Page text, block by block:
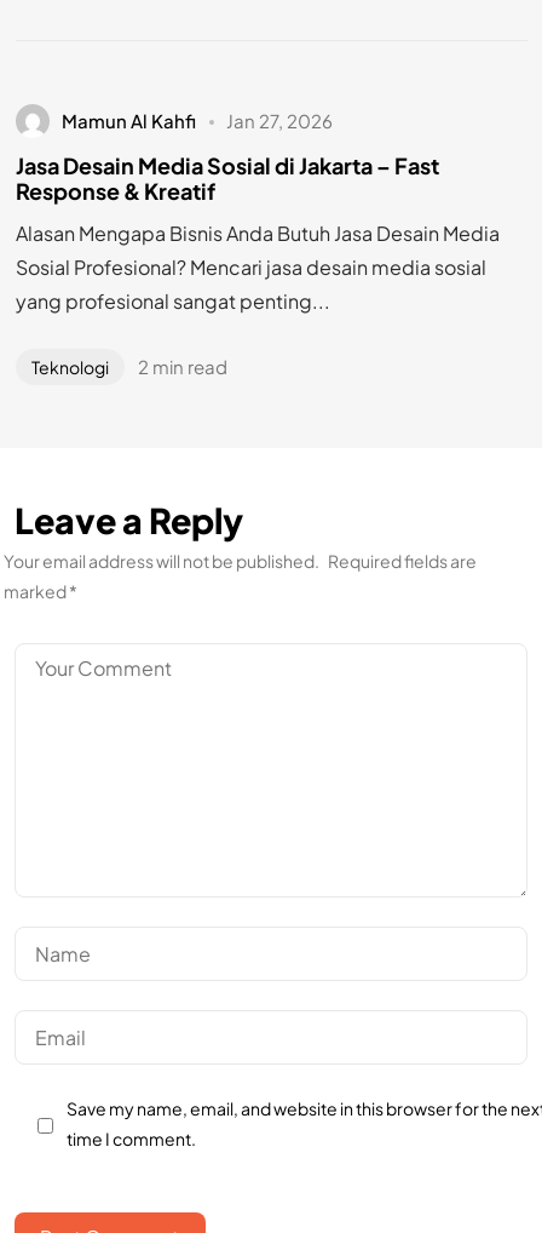
Mamun Al Kahfi Jan 27, 2026
Jasa Desain Media Sosial di Jakarta – Fast
Response & Kreatif
Alasan Mengapa Bisnis Anda Butuh Jasa Desain Media
Sosial Profesional? Mencari jasa desain media sosial
yang profesional sangat penting...
Teknologi 2 min read
Leave a Reply
Your email address will not be published. Required fields are
marked*
Save my name, email, and website in this browser for the
time I comment.